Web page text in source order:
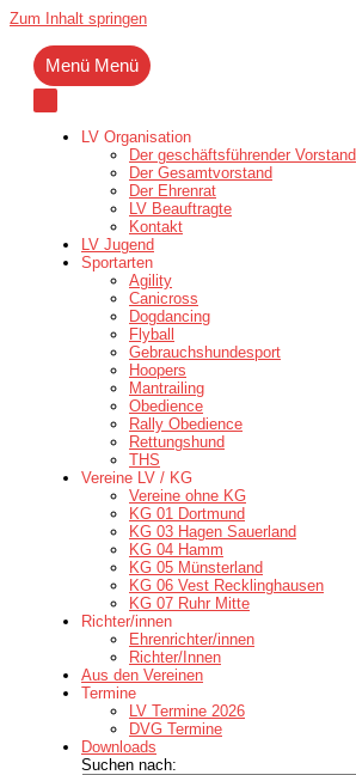
Zum Inhalt springen
Menü Menü
LV Organisation
Der geschäftsführender Vorstand
Der Gesamtvorstand
Der Ehrenrat
LV Beauftragte
Kontakt
LV Jugend
Sportarten
Agility
Canicross
Dogdancing
Flyball
Gebrauchshundesport
Hoopers
Mantrailing
Obedience
Rally Obedience
Rettungshund
THS
Vereine LV / KG
Vereine ohne KG
KG 01 Dortmund
KG 03 Hagen Sauerland
KG 04 Hamm
KG 05 Münsterland
KG 06 Vest Recklinghausen
KG 07 Ruhr Mitte
Richter/innen
Ehrenrichter/innen
Richter/Innen
Aus den Vereinen
Termine
LV Termine 2026
DVG Termine
Downloads
Suchen nach: